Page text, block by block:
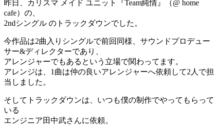
昨日、カリスマ メイド ユニット『Team純情』（@ home
cafe）の、
2ndシングル のトラックダウンでした。
今作品は2曲入りシングルで前回同様、サウンドプロデュー
サー&ディレクターであり、
アレンジャーでもあるという立場で関わってます。
アレンジは、1曲は仲の良いアレンジャーへ依頼して2人で担
当しました。
そしてトラックダウンは、いつも僕の制作でやってもらって
いる
エンジニア田中武さんに依頼。